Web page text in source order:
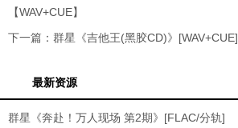
【WAV+CUE】
下一篇： 群星《吉他王(黑胶CD)》[WAV+CUE]
最新资源
群星《奔赴！万人现场 第2期》[FLAC/分轨]